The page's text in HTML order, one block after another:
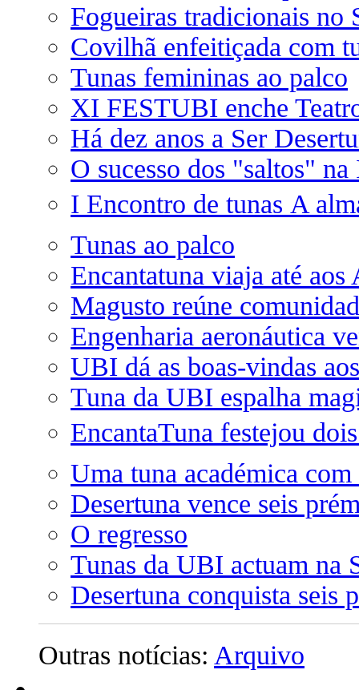
Fogueiras tradicionais no
Covilhã enfeitiçada com
Tunas femininas ao palco
XI FESTUBI enche
Há dez anos a Ser
O sucesso dos "saltos"
I Encontro de tunas A
Tunas ao palco
Encantatuna viaja até aos
Magusto reúne
Engenharia aeronáutica
UBI dá as boas-vindas
Tuna da UBI espalha
EncantaTuna festejou dois
Uma tuna académica com
Desertuna vence seis
O regresso
Tunas da UBI actuam na
Desertuna conquista
Outras notícias: Arquivo